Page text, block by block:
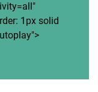
1px solid